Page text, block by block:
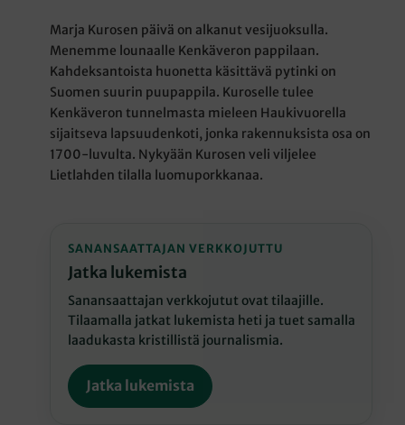
Marja Kurosen päivä on alkanut vesijuoksulla.
Menemme lounaalle Kenkäveron pappilaan.
Kahdeksantoista huonetta käsittävä pytinki on
Suomen suurin puupappila. Kuroselle tulee
Kenkäveron tunnelmasta mieleen Haukivuorella
sijaitseva lapsuudenkoti, jonka rakennuksista osa on
1700-luvulta. Nykyään Kurosen veli viljelee
Lietlahden tilalla luomuporkkanaa.
SANANSAATTAJAN VERKKOJUTTU
Jatka lukemista
Sanansaattajan verkkojutut ovat tilaajille.
Tilaamalla jatkat lukemista heti ja tuet samalla
laadukasta kristillistä journalismia.
Jatka lukemista